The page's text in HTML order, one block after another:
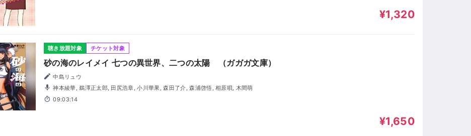
¥1,320
聴き放題対象 チケット対象
砂の海のレイメイ 七つの異世界、二つの太陽 （ガガガ文庫）
中島リュウ
神本綾華, 鵜澤正太郎, 田尻浩章, 小川華果, 森田了介, 森浦啓悟, 相原唄, 木間萌
09:03:14
¥1,650